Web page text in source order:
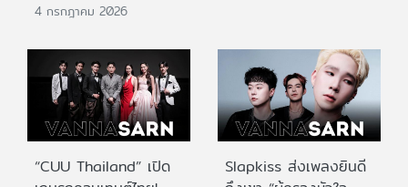
4 กรกฎาคม 2026
“CUU Thailand” เปิด
Slapkiss ส่งเพลงยินดี